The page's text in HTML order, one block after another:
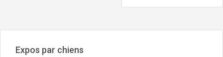
Expos par chiens